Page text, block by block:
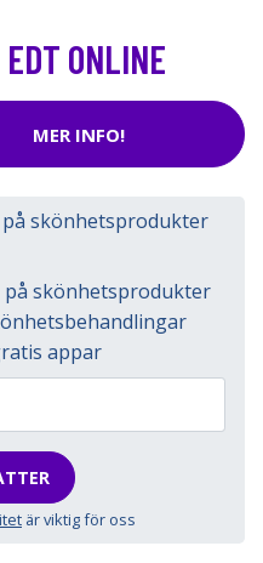
ONLINE
MER INFO!
skönhetsprodukter
på skönhetsprodukter
appar
är viktig för oss